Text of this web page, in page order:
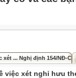
... Nghị định 154/NĐ-CP
việc xét nghỉ hưu